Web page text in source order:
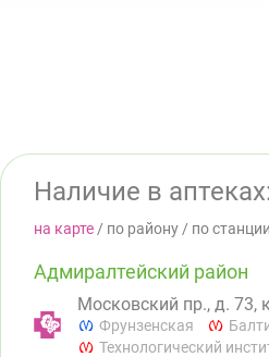
Наличие в
на карте / по району / по
Адмиралтейский район
Московский пр., д. 73,
Фрунзенская
Технологический